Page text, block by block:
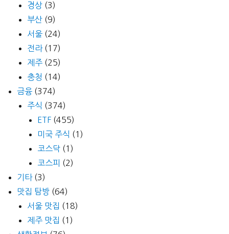
경상 (3)
부산 (9)
서울 (24)
전라(17)
제주 (25)
충청 (14)
금융 (374)
주식 (374)
ETF (455)
미국 주식 (1)
코스닥 (1)
코스피 (2)
기타(3)
맛집 탐방 (64)
서울 맛집 (18)
제주 맛집 (1)